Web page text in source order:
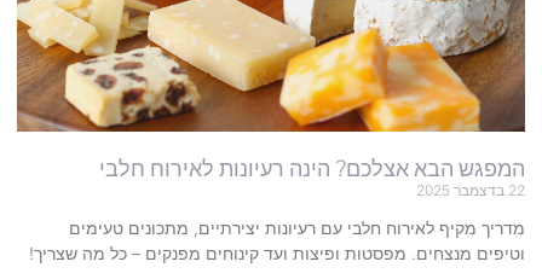
המפגש הבא אצלכם? הינה רעיונות לאירוח חלבי
22 בדצמבר 2025
מדריך מקיף לאירוח חלבי עם רעיונות יצירתיים, מתכונים טעימים
וטיפים מנצחים. מפסטות ופיצות ועד קינוחים מפנקים – כל מה שצריך!